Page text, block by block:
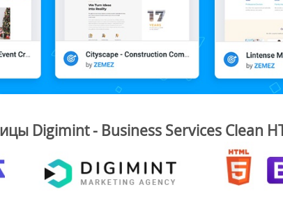
Digimint - Business Services Clean